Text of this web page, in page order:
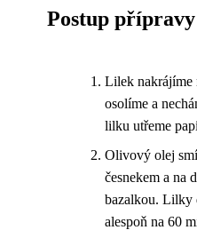
Postup přípravy
Lilek nakrájíme
osolíme a
lilku utřeme
Olivový olej
česnekem a na
bazalkou. Lilky
alespoň na 60